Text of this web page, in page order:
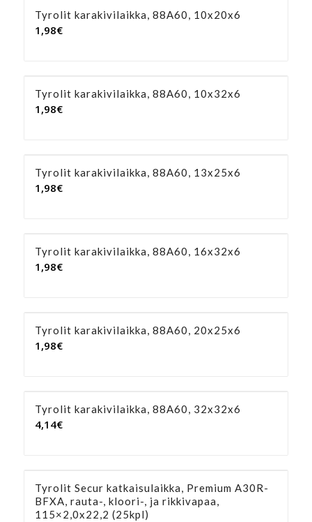
Tyrolit karakivilaikka, 88A60, 10x20x6
1,98€
Tyrolit karakivilaikka, 88A60, 10x32x6
1,98€
Tyrolit karakivilaikka, 88A60, 13x25x6
1,98€
Tyrolit karakivilaikka, 88A60, 16x32x6
1,98€
Tyrolit karakivilaikka, 88A60, 20x25x6
1,98€
Tyrolit karakivilaikka, 88A60, 32x32x6
4,14€
Tyrolit Secur katkaisulaikka, Premium A30R-
BFXA, rauta-, kloori-, ja rikkivapaa,
115×2,0x22,2 (25kpl)